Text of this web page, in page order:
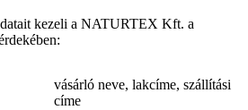
kezeli a NATURTEX Kft. a
vásárló neve, lakcíme, szállítási
címe